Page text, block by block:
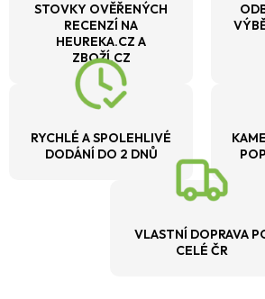
STOVKY OVĚŘENÝCH
RECENZÍ NA
HEUREKA.CZ A
ZBOŽÍ.CZ
RYCHLÉ A SPOLEHLIVÉ
DODÁNÍ DO 2 DNŮ
VLASTNÍ DOPRAVA
CELÉ ČR